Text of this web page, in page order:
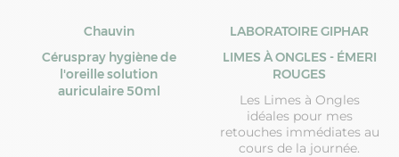
Chauvin
Céruspray hygiène de
l'oreille solution
auriculaire 50ml
LABORATOIRE GIPHAR
LIMES À ONGLES - ÉMERI
ROUGES
Les Limes à Ongles
idéales pour mes
retouches immédiates au
cours de la journée.